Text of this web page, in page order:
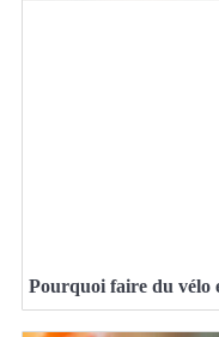
Pourquoi faire du vélo